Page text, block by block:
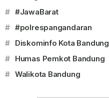
# #JawaBarat
# #polrespangandaran
# Diskominfo Kota Bandung
# Humas Pemkot Bandung
# Walikota Bandung